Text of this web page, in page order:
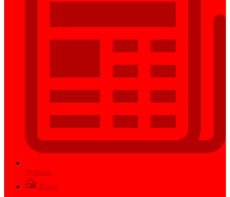
Notícias
Rádio